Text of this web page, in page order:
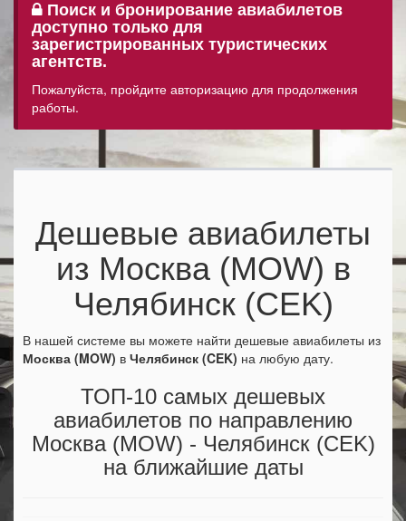
Поиск и бронирование авиабилетов
доступно только для
зарегистрированных туристических
агентств.
Пожалуйста, пройдите авторизацию для продолжения
работы.
Дешевые авиабилеты
из Москва (MOW) в
Челябинск (CEK)
В нашей системе вы можете найти дешевые авиабилеты из
Москва (MOW) в Челябинск (CEK) на любую дату.
ТОП-10 самых дешевых
авиабилетов по направлению
Москва (MOW) - Челябинск (CEK)
на ближайшие даты